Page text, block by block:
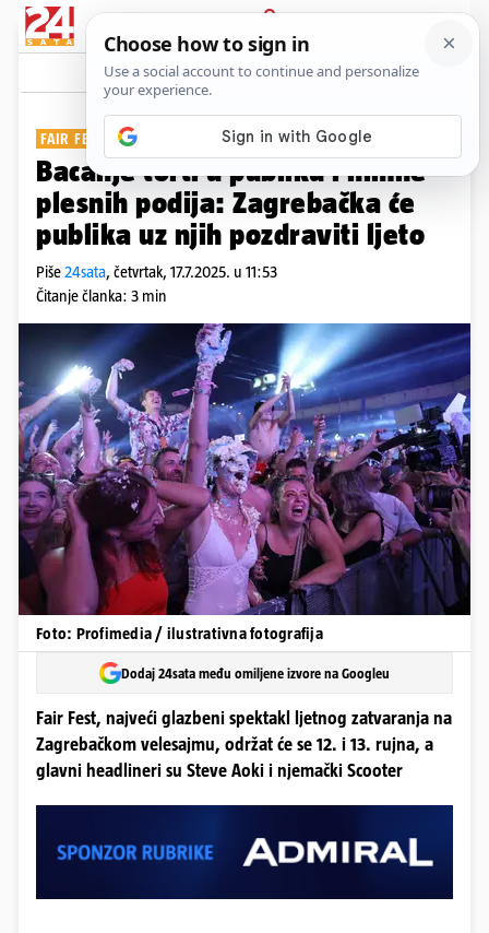
PRIJAVA
Show Komentari
FAIR FEST
Bacanje torti u publiku i himne
plesnih podija: Zagrebačka će
publika uz njih pozdraviti ljeto
Piše24sata, četvrtak, 17.7.2025. u 11:53
Čitanje članka: 3 min
Foto: Profimedia / ilustrativna fotografija
Dodaj 24sata među omiljene izvore na Googleu
Fair Fest, najveći glazbeni spektakl ljetnog zatvaranja na
Zagrebačkom velesajmu, održat će se 12. i 13. rujna, a
glavni headlineri su Steve Aoki i njemački Scooter